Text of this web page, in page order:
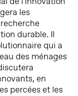
les
durable. Il
qui a
des ménages
en
percées et les